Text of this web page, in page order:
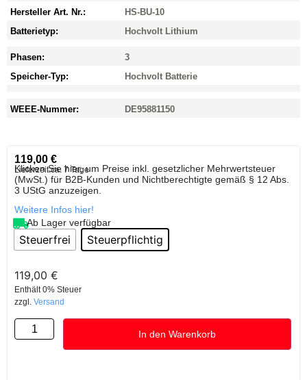
Hersteller Art. Nr.:
HS-BU-10
Batterietyp:
Hochvolt Lithium
Phasen:
3
Speicher-Typ:
Hochvolt Batterie
WEEE-Nummer: DE95881150
119,00 €
Lieferzeit:ca. 7 Tage
Klicken Sie hier, um Preise inkl. gesetzlicher Mehrwertsteuer
(MwSt.) für B2B-Kunden und Nichtberechtigte gemäß § 12 Abs.
3 UStG anzuzeigen.
Weitere Infos hier!
Ab Lager verfügbar
Steuerfrei Steuerpflichtig
119,00 €
Enthält 0% Steuer
zzgl. Versand
In den Warenkorb